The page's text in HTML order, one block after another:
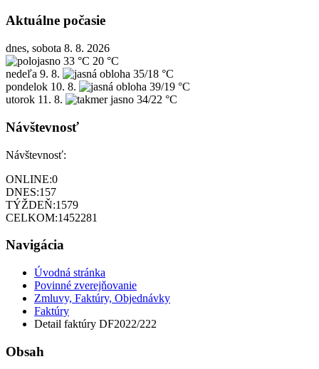
Aktuálne počasie
dnes, sobota 8. 8. 2026
33 °C 20 °C
nedeľa 9. 8.
35/18 °C
pondelok 10. 8.
39/19 °C
utorok 11. 8. 34/22 °C
Návštevnosť
Návštevnosť:
ONLINE:0
DNES:157
TÝŽDEŇ:1579
CELKOM:1452281
Navigácia
Úvodná stránka
Povinné zverejňovanie
Zmluvy, Faktúry, Objednávky
Faktúry
Detail faktúry DF2022/222
Obsah